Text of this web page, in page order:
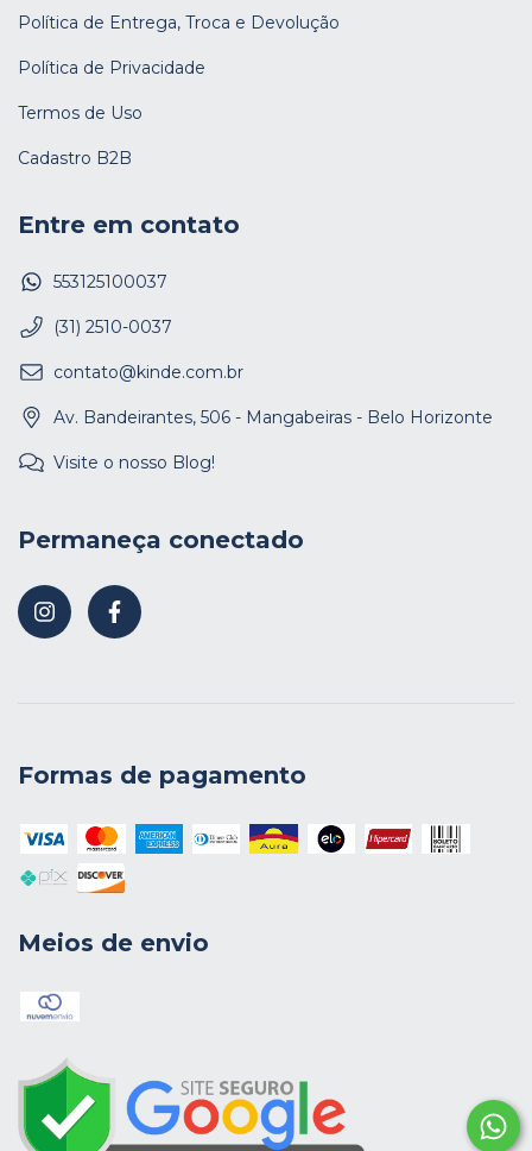
Política de Entrega, Troca e Devolução
Política de Privacidade
Termos de Uso
Cadastro B2B
Entre em contato
553125100037
(31) 2510-0037
contato@kinde.com.br
Av. Bandeirantes, 506 - Mangabeiras - Belo Horizonte
Visite o nosso Blog!
Permaneça conectado
Formas de pagamento
Meios de envio